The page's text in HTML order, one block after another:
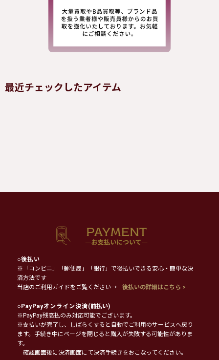
最近チェックしたアイテム
○後払い
※「コンビニ」「郵便局」「銀行」で後払いできる安心・簡単な決
済方法です
当店のご利用ガイドをご覧ください→
後払いの詳細はこちら >
○PayPayオンライン決済(前払い)
※PayPay残高払のみ対応可能でございます。
※支払いが完了し、しばらくすると自動でご利用のサービスへ戻り
ます。手続き中にページを閉じると購入が失敗する可能性がありま
す。
確認画面後に決済画面にて決済手続きをおこなってください。